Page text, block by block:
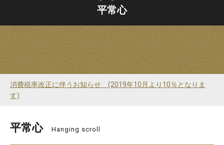
平常心
消費税率改正に伴うお知らせ (2019年10月より10％となりま
す)
平常心 Hanging scroll